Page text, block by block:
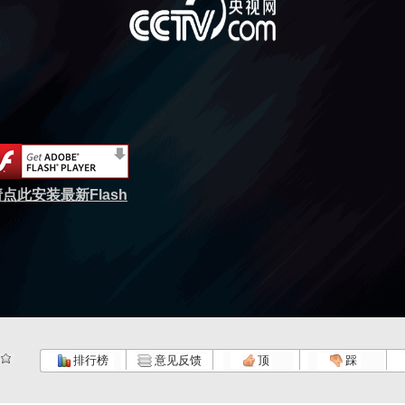
点此安装最新Flash
排行榜 意见反馈 顶 踩